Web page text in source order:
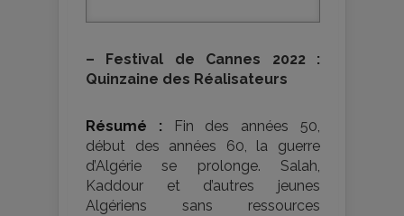
– Festival de Cannes 2022 :
Quinzaine des Réalisateurs
Résumé : Fin des années 50,
début des années 60, la guerre
d’Algérie se prolonge. Salah,
Kaddour et d’autres jeunes
Algériens sans ressources